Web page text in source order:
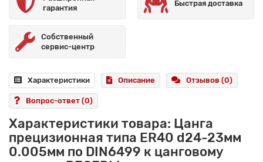
гарантия
Быстрая доставка
Собственный
сервис-центр
Характеристики Описание Отзывов (0)
Вопрос-ответ (0)
Характеристики товара: Цанга
прецизионная типа ER40 d24-23мм
0.005мм по DIN6499 к цанговому